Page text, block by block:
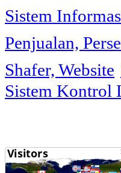
Sistem
Penjualan,
Shafer, Website
Sistem Kontrol